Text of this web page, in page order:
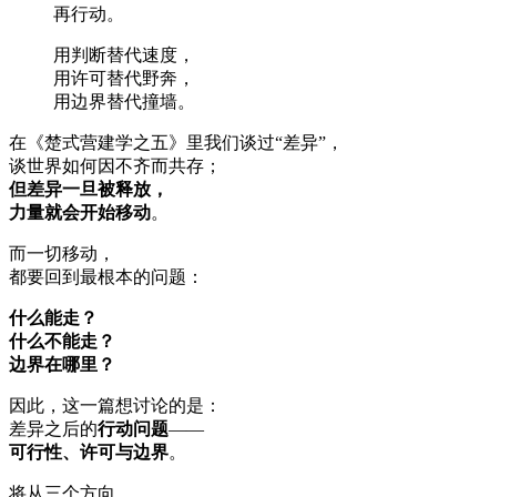
再行动。
用判断替代速度，
用许可替代野奔，
用边界替代撞墙。
在《楚式营建学之五》里我们谈过“差异”，
谈世界如何因不齐而共存；
但差异一旦被释放，
力量就会开始移动。
而一切移动，
都要回到最根本的问题：
什么能走？
什么不能走？
边界在哪里？
因此，这一篇想讨论的是：
差异之后的行动问题——
可行性、许可与边界。